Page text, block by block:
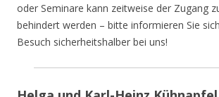
oder Seminare kann zeitweise der Zugang
behindert werden – bitte informieren Sie
Besuch sicherheitshalber bei uns!